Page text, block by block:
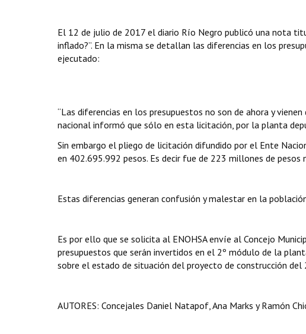
El 12 de julio de 2017 el diario Río Negro publicó una nota
inflado?”. En la misma se detallan las diferencias en los
ejecutado:
“Las diferencias en los presupuestos no son de ahora y
nacional informó que sólo en esta licitación, por la planta
Sin embargo el pliego de licitación difundido por el Ente
en 402.695.992 pesos. Es decir fue de 223 millones de pesos
Estas diferencias generan confusión y malestar en la
Es por ello que se solicita al ENOHSA envíe al Concejo
presupuestos que serán invertidos en el 2º módulo de la
sobre el estado de situación del proyecto de construcción
AUTORES: Concejales Daniel Natapof, Ana Marks y Ramón